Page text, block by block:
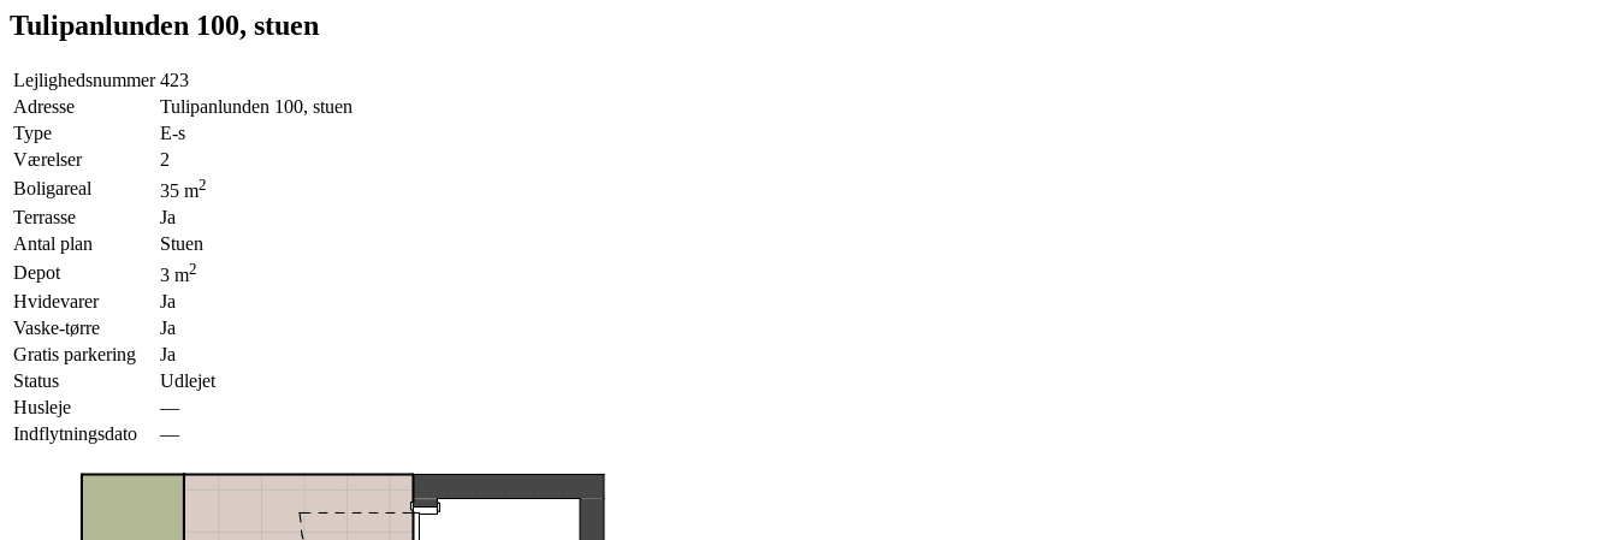
Tulipanlunden 100, stuen
Lejlighedsnummer 423
Adresse
Tulipanlunden 100, stuen
Type
E-s
Værelser
2
Boligareal
35 m2
Terrasse
Ja
Antal plan
Stuen
Depot
3 m2
Hvidevarer
Ja
Vaske-tørre
Ja
Gratis parkering
Ja
Status
Udlejet
Husleje
—
Indflytningsdato
—